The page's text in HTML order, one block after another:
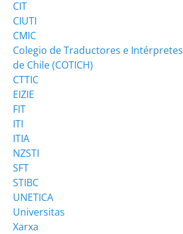
CIT
CIUTI
CMIC
Colegio de Traductores e Intérpretes
de Chile (COTICH)
CTTIC
EIZIE
FIT
ITI
ITIA
NZSTI
SFT
STIBC
UNETICA
Universitas
Xarxa